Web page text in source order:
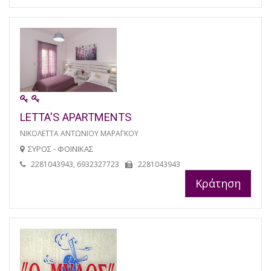
LETTA'S APARTMENTS
ΝΙΚΟΛΕΤΤΑ ΑΝΤΩΝΙΟΥ ΜΑΡΑΓΚΟΥ
ΣΥΡΟΣ - ΦΟΙΝΙΚΑΣ
2281043943, 6932327723 2281043943
Κράτηση